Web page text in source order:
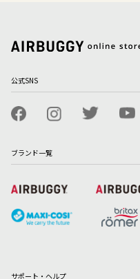
公式SNS
ブランド一覧
サポート・ヘルプ